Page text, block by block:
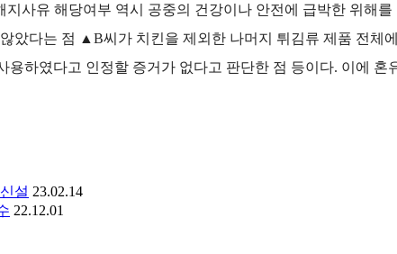
사유 해당여부 역시 공중의 건강이나 안전에 급박한 위해
았다는 점 ▲B씨가 치킨을 제외한 나머지 튀김류 제품 전체
하였다고 인정할 증거가 없다고 판단한 점 등이다. 이에 혼
설 23.02.14
22.12.01